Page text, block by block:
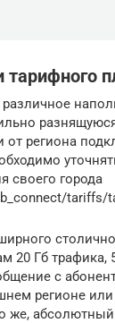
тарифного
от региона
своего города
tariffs/
20 Гб трафика,
с
регионе или
же,